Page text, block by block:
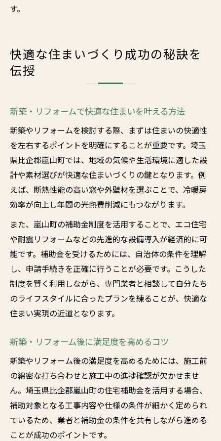
す。
快適な住まいづくり成功の秘訣を
伝授
新築・リフォームで快適な住まいを叶える方法
新築やリフォームを検討する際、まずは住まいの快適性
を左右するポイントを明確にすることが重要です。埼玉
県比企郡嵐山町では、地域の気候や生活環境に適した設
計や素材選びが快適な住まいづくりの鍵となります。例
えば、断熱性能の高い窓や外壁材を選ぶことで、冷暖房
効率が向上し年間の光熱費削減にもつながります。
また、嵐山町の補助金制度を活用することで、エコ住宅
や耐震リフォームなどの先進的な設備導入が経済的に可
能です。補助金を受けるためには、自治体の条件を理解
し、申請手続きを正確に行うことが必要です。こうした
制度を賢く利用しながら、専門業者と相談して自分たち
のライフスタイルに合ったプランを練ることが、快適な
住まい実現の近道となります。
新築・リフォーム後に満足度を高めるコツ
新築やリフォーム後の満足度を高めるためには、施工前
の綿密な打ち合わせと施工中の進捗確認が欠かせませ
ん。埼玉県比企郡嵐山町の住宅補助金を活用する場合、
補助対象となる工事内容や仕様の条件が細かく定められ
ているため、業者と補助金の条件を共有しながら進める
ことが成功のポイントです。